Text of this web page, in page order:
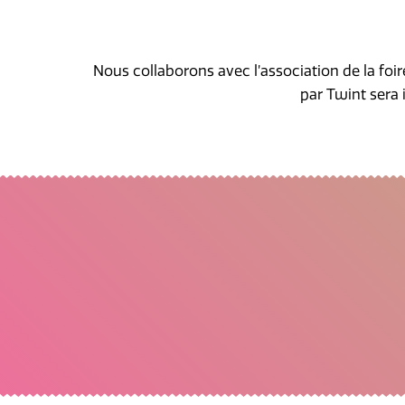
Nous collaborons avec l’association de la
par Twint sera